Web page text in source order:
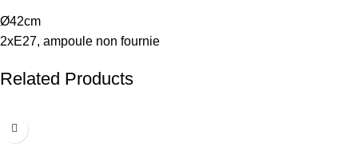
Ø42cm
2xE27, ampoule non fournie
Related Products